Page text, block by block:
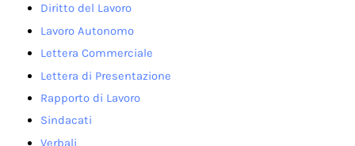
Diritto del Lavoro
Lavoro Autonomo
Lettera Commerciale
Lettera di Presentazione
Rapporto di Lavoro
Sindacati
Verbali